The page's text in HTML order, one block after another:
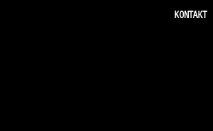
KONTAKT